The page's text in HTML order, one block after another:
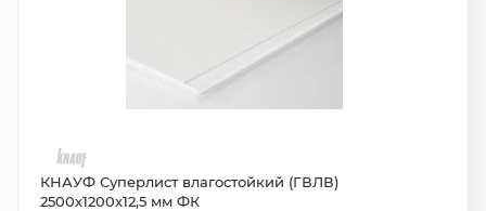
КНАУФ Суперлист влагостойкий (ГВЛВ)
2500х1200х12,5 мм ФК